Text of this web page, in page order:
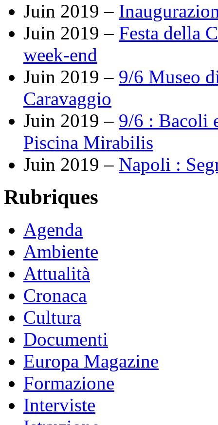
Juin 2019 –
Juin 2019 – Festa della
week-end
Juin 2019 – 9/6 Museo
Caravaggio
Juin 2019 – 9/6 : Bacoli
Piscina Mirabilis
Juin 2019 – Napoli :
Rubriques
Agenda
Ambiente
Attualità
Cronaca
Cultura
Documenti
Europa Magazine
Formazione
Interviste